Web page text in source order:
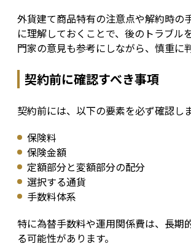
外貨建て商品特有の注意点や解約時の
に理解しておくことで、後のトラブル
門家の意見も参考にしながら、慎重に
契約前に確認すべき事項
契約前には、以下の要素を必ず確認し
保険料
保険金額
定額部分と変額部分の配分
選択する通貨
手数料体系
特に為替手数料や運用関係費は、長期
る可能性があります。